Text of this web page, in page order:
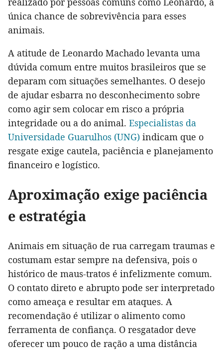
única chance de sobrevivência para esses
animais.
A atitude de Leonardo Machado levanta uma
dúvida comum entre muitos brasileiros que se
deparam com situações semelhantes. O desejo
de ajudar esbarra no desconhecimento sobre
como agir sem colocar em risco a própria
integridade ou a do animal. Especialistas da
Universidade Guarulhos (UNG) indicam que o
resgate exige cautela, paciência e planejamento
financeiro e logístico.
Aproximação exige paciência
e estratégia
Animais em situação de rua carregam traumas e
costumam estar sempre na defensiva, pois o
histórico de maus-tratos é infelizmente comum.
O contato direto e abrupto pode ser interpretado
como ameaça e resultar em ataques. A
recomendação é utilizar o alimento como
ferramenta de confiança. O resgatador deve
oferecer um pouco de ração a uma distância